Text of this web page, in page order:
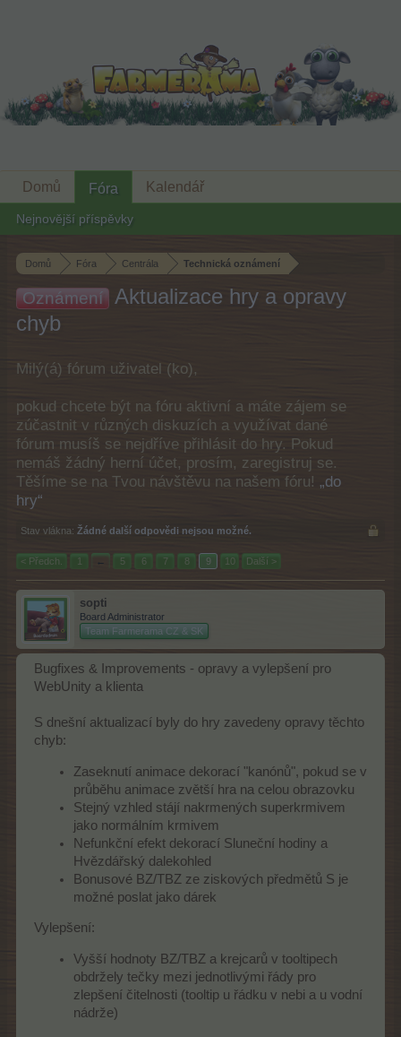
Domů Fóra Centrála Technická oznámení
Oznámení
Aktualizace hry a opravy
chyb
Milý(á) fórum uživatel (ko),
pokud chcete být na fóru aktivní a máte zájem se
zúčastnit v různých diskuzích a využívat dané
fórum musíš se nejdříve přihlásit do hry. Pokud
nemáš žádný herní účet, prosím, zaregistruj se.
Těšíme se na Tvou návštěvu na našem fóru! „do
hry“
Stav vlákna: Žádné další odpovědi nejsou možné.
< Předch. 1 ← 5 6 7 8 9 10 Další >
sopti
Board Administrator
Team Farmerama CZ & SK
Bugfixes & Improvements - opravy a vylepšení pro
WebUnity a klienta
S dnešní aktualizací byly do hry zavedeny opravy těchto
chyb:
Zaseknutí animace dekorací "kanónů", pokud se v
průběhu animace zvětší hra na celou obrazovku
Stejný vzhled stájí nakrmených superkrmivem
jako normálním krmivem
Nefunkční efekt dekorací Sluneční hodiny a
Hvězdářský dalekohled
Bonusové BZ/TBZ ze ziskových předmětů S je
možné poslat jako dárek
Vylepšení:
Vyšší hodnoty BZ/TBZ a krejcarů v tooltipech
obdržely tečky mezi jednotlivými řády pro
zlepšení čitelnosti (tooltip u řádku v nebi a u vodní
nádrže)
Domů Fóra
Nejnovější příspěvky
Kalendář